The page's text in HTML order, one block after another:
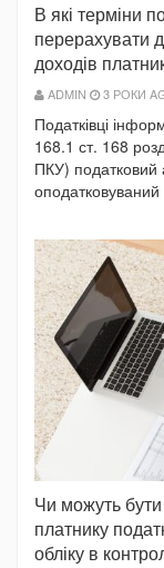
В які терміни
перерахувати
доходів
ADMIN 3 РОКИ
Податківці
168.1 ст. 168
ПКУ) податковий
оподатковуваний
Чи можуть
платнику
обліку в